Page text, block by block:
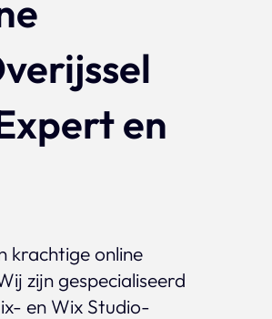
en
krachtige online
zijn gespecialiseerd
en Wix Studio-